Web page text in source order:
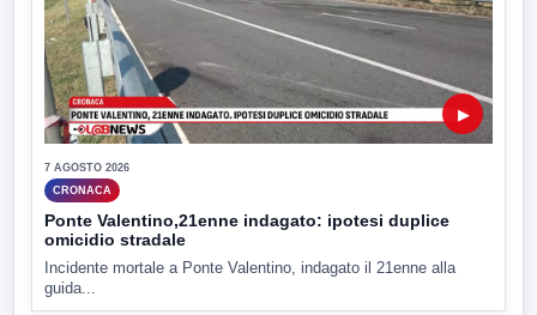
▶
7 AGOSTO 2026
CRONACA
Ponte Valentino,21enne indagato: ipotesi duplice
omicidio stradale
Incidente mortale a Ponte Valentino, indagato il 21enne alla
guida...